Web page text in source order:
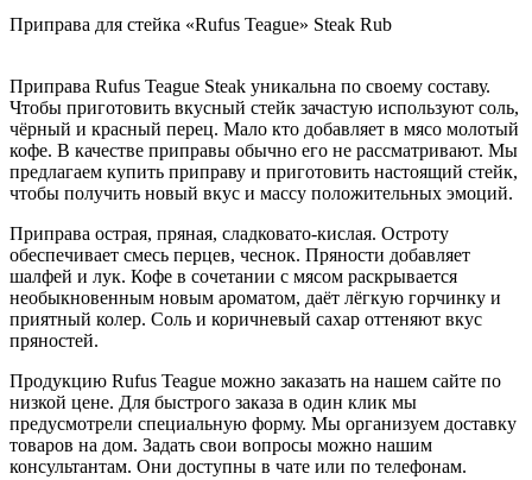
Приправа для стейка «Rufus Teague» Steak Rub
Приправа Rufus Teague Steak уникальна по своему составу.
Чтобы приготовить вкусный стейк зачастую используют соль,
чёрный и красный перец. Мало кто добавляет в мясо молотый
кофе. В качестве приправы обычно его не рассматривают. Мы
предлагаем купить приправу и приготовить настоящий стейк,
чтобы получить новый вкус и массу положительных эмоций.
Приправа острая, пряная, сладковато-кислая. Остроту
обеспечивает смесь перцев, чеснок. Пряности добавляет
шалфей и лук. Кофе в сочетании с мясом раскрывается
необыкновенным новым ароматом, даёт лёгкую горчинку и
приятный колер. Соль и коричневый сахар оттеняют вкус
пряностей.
Продукцию Rufus Teague можно заказать на нашем сайте по
низкой цене. Для быстрого заказа в один клик мы
предусмотрели специальную форму. Мы организуем доставку
товаров на дом. Задать свои вопросы можно нашим
консультантам. Они доступны в чате или по телефонам.